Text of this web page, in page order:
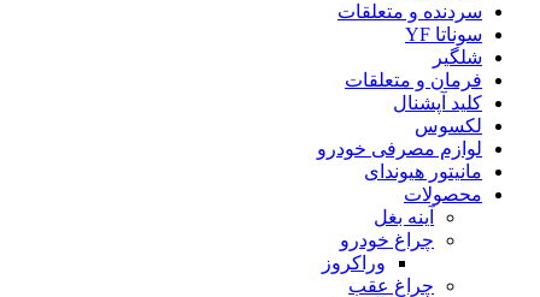
سردنده و متعلقات
سوناتا YF
شلگیر
فرمان و متعلقات
کلید آپشنال
لکسوس
لوازم مصرفی خودرو
مانیتور هیوندای
محصولات
آینه بغل
چراغ خودرو
وراکروز
چراغ عقب